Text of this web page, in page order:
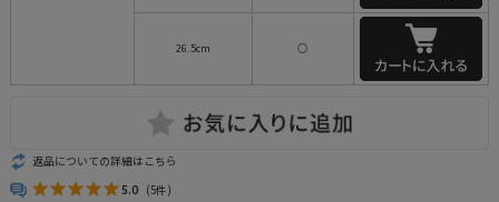
26.5cm ○
返品についての詳細はこちら
5.0 (5件)